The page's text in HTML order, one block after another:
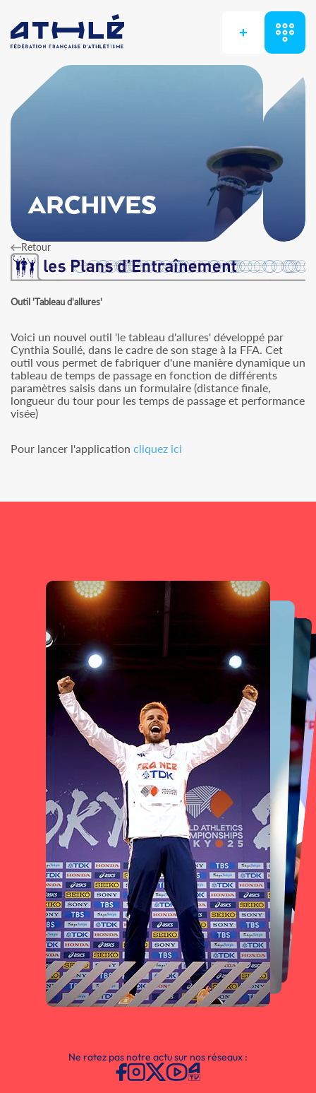
+
ARCHIVES
Retour
Outil 'Tableau d'allures'
Voici un nouvel outil 'le tableau d'allures' développé par
Cynthia Soulié, dans le cadre de son stage à la FFA. Cet
outil vous permet de fabriquer d'une manière dynamique un
tableau de temps de passage en fonction de différents
paramètres saisis dans un formulaire (distance finale,
longueur du tour pour les temps de passage et performance
visée)
Pour lancer l'application cliquez ici
Ne ratez pas notre actu sur nos réseaux :